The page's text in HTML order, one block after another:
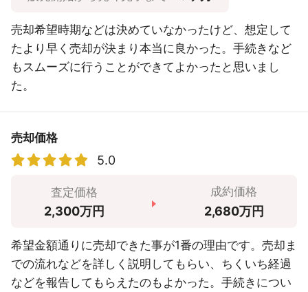
売却希望時期などは決めていなかったけど、想定して
たより早く売却が決まり本当に良かった。手続きなど
もスムーズに行うことができてよかったと思いまし
た。
売却価格
5.0
査定価格
2,300万円
成約価格
2,680万円
希望金額通りに売却できた事が1番の理由です。売却ま
での流れなどを詳しく説明してもらい、ちくいち経過
などを報告してもらえたのもよかった。手続きについ